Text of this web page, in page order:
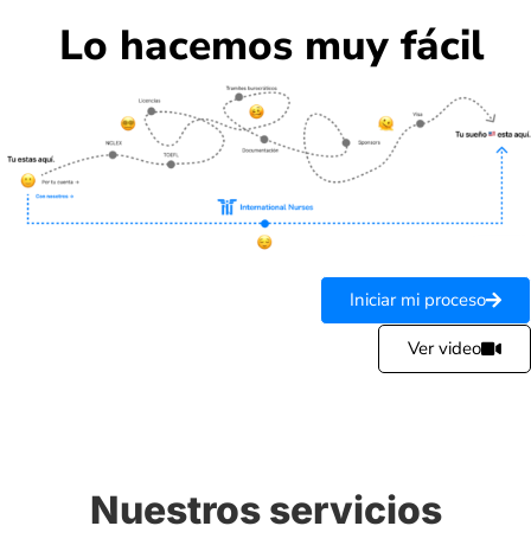
Lo hacemos muy fácil​
Iniciar mi proceso
Ver video
Nuestros servicios